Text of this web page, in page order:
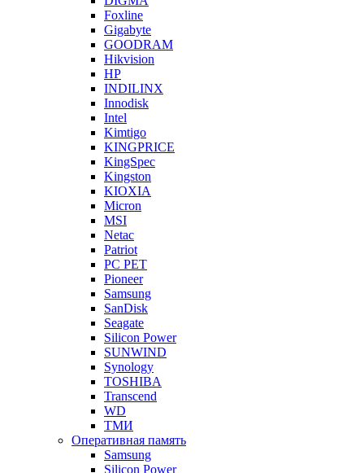
Foxline
Gigabyte
GOODRAM
Hikvision
HP
INDILINX
Innodisk
Intel
Kimtigo
KINGPRICE
KingSpec
Kingston
KIOXIA
Micron
MSI
Netac
Patriot
PC PET
Pioneer
Samsung
SanDisk
Seagate
Silicon Power
SUNWIND
Synology
TOSHIBA
Transcend
WD
ТМИ
Оперативная память
Samsung
Silicon Power